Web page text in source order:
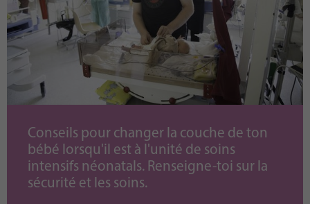
Conseils pour changer la couche de ton
bébé lorsqu'il est à l'unité de soins
intensifs néonatals. Renseigne-toi sur la
sécurité et les soins.